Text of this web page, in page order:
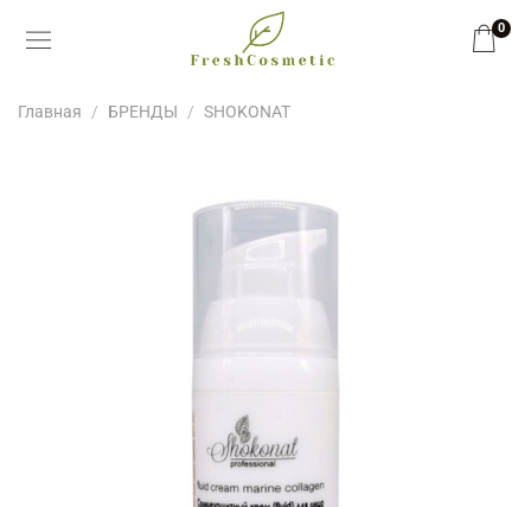
0
Главная БРЕНДЫ SHOKONAT